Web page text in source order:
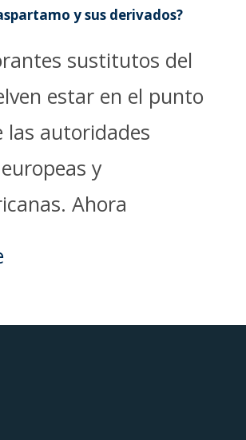
y sus derivados?
sustitutos del
estar en el punto
las autoridades
y
Ahora